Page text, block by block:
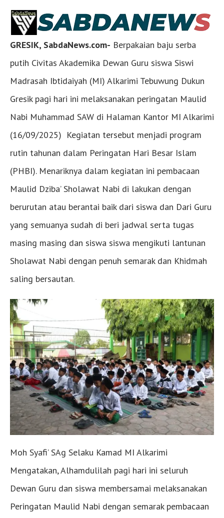
GRESIK, SabdaNews.com- Berpakaian baju serba
putih Civitas Akademika Dewan Guru siswa Siswi
Madrasah Ibtidaiyah (MI) Alkarimi Tebuwung Dukun
Gresik pagi hari ini melaksanakan peringatan Maulid
Nabi Muhammad SAW di Halaman Kantor MI Alkarimi
(16/09/2025) Kegiatan tersebut menjadi program
rutin tahunan dalam Peringatan Hari Besar Islam
(PHBI). Menariknya dalam kegiatan ini pembacaan
Maulid Dziba’ Sholawat Nabi di lakukan dengan
berurutan atau berantai baik dari siswa dan Dari Guru
yang semuanya sudah di beri jadwal serta tugas
masing masing dan siswa siswa mengikuti lantunan
Sholawat Nabi dengan penuh semarak dan Khidmah
saling bersautan.
Moh Syafi’ SAg Selaku Kamad MI Alkarimi
Mengatakan, Alhamdulilah pagi hari ini seluruh
Dewan Guru dan siswa membersamai melaksanakan
Peringatan Maulid Nabi dengan semarak pembacaan